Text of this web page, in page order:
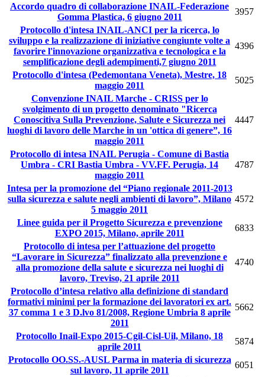
Accordo quadro di collaborazione INAIL-Federazione
Gomma Plastica, 6 giugno 2011
3957
Protocollo d'intesa INAIL-ANCI per la ricerca, lo
sviluppo e la realizzazione di iniziative congiunte volte a
favorire l'innovazione organizzativa e tecnologica e la
semplificazione degli adempimenti,7 giugno 2011
4396
Protocollo d'intesa (Pedemontana Veneta), Mestre, 18
maggio 2011
5025
Convenzione INAIL Marche - CRISS per lo
svolgimento di un progetto denominato "Ricerca
Conoscitiva Sulla Prevenzione, Salute e Sicurezza nei
luoghi di lavoro delle Marche in un 'ottica di genere”, 16
maggio 2011
4447
Protocollo di intesa INAIL Perugia - Comune di Bastia
Umbra - CRI Bastia Umbra - VV.FF. Perugia, 14
maggio 2011
4787
Intesa per la promozione del “Piano regionale 2011-2013
sulla sicurezza e salute negli ambienti di lavoro”, Milano
5 maggio 2011
4572
Linee guida per il Progetto Sicurezza e prevenzione
EXPO 2015, Milano, aprile 2011
6833
Protocollo di intesa per l’attuazione del progetto
“Lavorare in Sicurezza” finalizzato alla prevenzione e
alla promozione della salute e sicurezza nei luoghi di
lavoro, Treviso, 21 aprile 2011
4740
Protocollo d’intesa relativo alla definizione di standard
formativi minimi per la formazione dei lavoratori ex art.
37 comma 1 e 3 D.lvo 81/2008, Regione Umbria 8 aprile
2011
5662
Protocollo Inail-Expo 2015-Cgil-Cisl-Uil, Milano, 18
aprile 2011
5874
Protocollo OO.SS.-AUSL Parma in materia di sicurezza
sul lavoro, 11 aprile 2011
6051